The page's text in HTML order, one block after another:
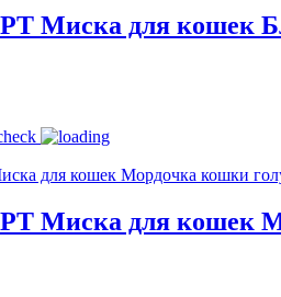
Миска для кошек
Миска для кошек